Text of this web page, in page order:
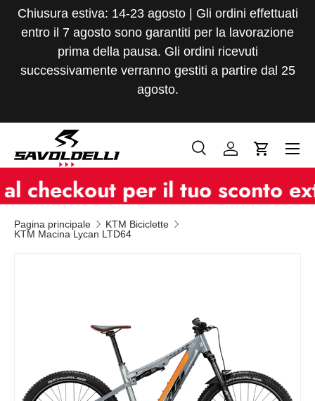
Passa ai contenuti
Chiusura estiva: 14-23 agosto | Gli ordini effettuati
entro il 7 agosto sono garantiti per la lavorazione
prima della pausa. Gli ordini ricevuti
successivamente verranno gestiti a partire dal 25
agosto.
Tutto
CercaAccediCarrello
Menu
per il tuo sconto extra
Pagina principale
KTM Biciclette
KTM Macina Lycan LTD64